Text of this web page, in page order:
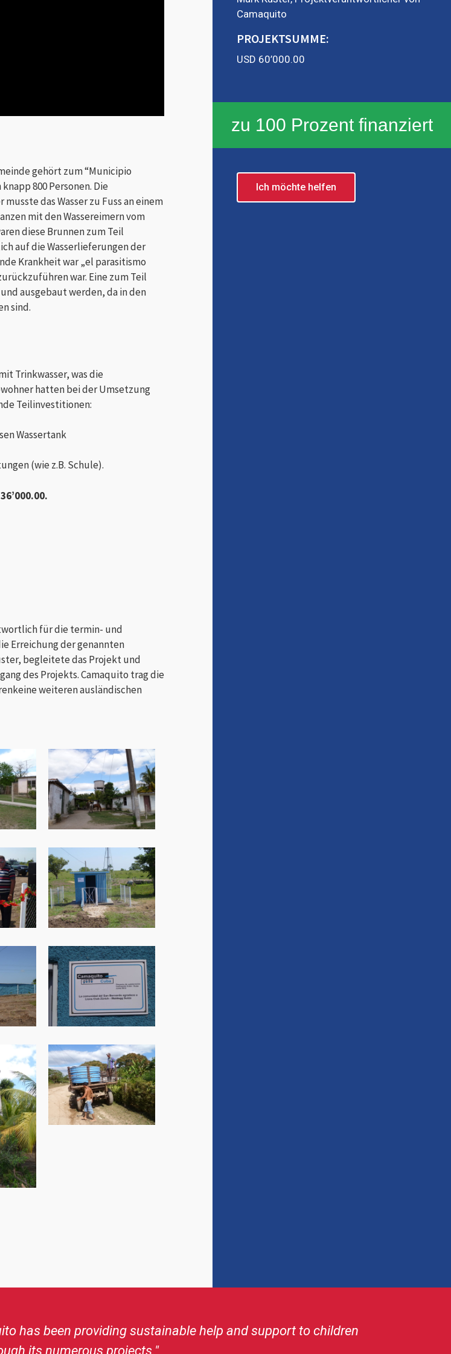
gehört zum “Municipio
800 Personen. Die
das Wasser zu Fuss an einem
mit den Wassereimern vom
diese Brunnen zum Teil
auf die Wasserlieferungen der
Krankheit war „el parasitismo
war. Eine zum Teil
ausgebaut werden, da in den
sind.
Trinkwasser, was die
hatten bei der Umsetzung
Teilinvestitionen:
Wassertank
(wie z.B. Schule).
für die termin- und
Erreichung der genannten
begleitete das Projekt und
des Projekts. Camaquito trag die
weiteren ausländischen
Camaquito
PROJEKTSUMME:
USD 60’000.00
zu 100 Prozent finanziert
Ich möchte helfen
I have been an ambassador for Camaquito. The cooperation with all
I feel a positive energy. Camaquito works in a clear and